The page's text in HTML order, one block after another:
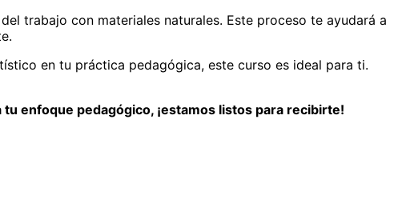
trabajo con materiales naturales. Este proceso te ayudará a
en tu práctica pedagógica, este curso es ideal para ti.
enfoque pedagógico, ¡estamos listos para recibirte!